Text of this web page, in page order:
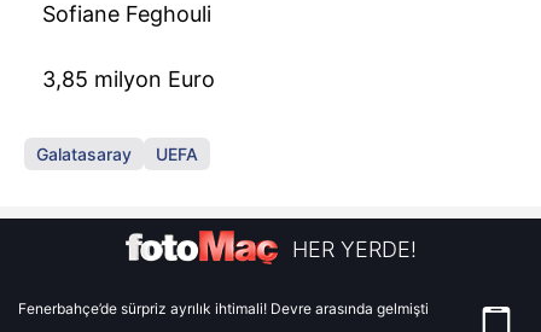
Sofiane Feghouli
3,85 milyon Euro
Galatasaray UEFA
HER YERDE!
Fenerbahçe’de sürpriz ayrılık ihtimali! Devre arasında gelmişti